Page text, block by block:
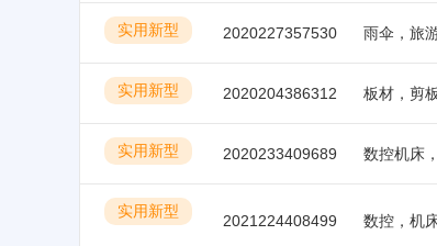
2020227357530
实用新型
2020204386312
实用新型
2020233409689
实用新型
2021224408499
实用新型